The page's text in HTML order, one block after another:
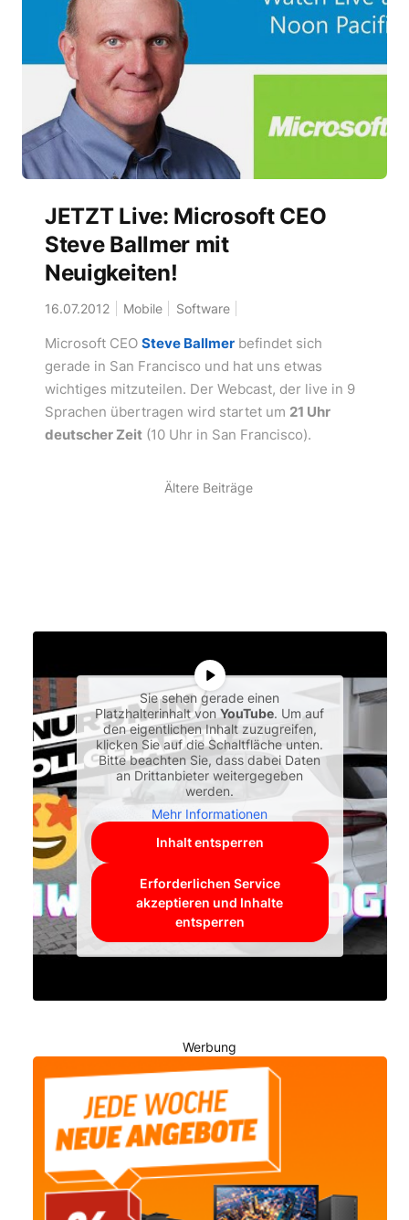
JETZT Live: Microsoft CEO
Steve Ballmer mit
Neuigkeiten!
16.07.2012 Mobile Software
Microsoft CEO Steve Ballmerbefindet sich
gerade in San Francisco und hat uns etwas
wichtiges mitzuteilen. Der Webcast, der live in 9
Sprachen übertragen wird startet um 21 Uhr
deutscher Zeit(10 Uhr in San Francisco).
Ältere Beiträge
Sie sehen gerade einen
Platzhalterinhalt vonYouTube. Um auf
den eigentlichen Inhalt zuzugreifen,
klicken Sie auf die Schaltfläche unten.
Bitte beachten Sie, dass dabei Daten
an Drittanbieter weitergegeben
werden.
Mehr Informationen
Inhalt entsperren
Erforderlichen Service
akzeptieren und Inhalte
entsperren
Werbung